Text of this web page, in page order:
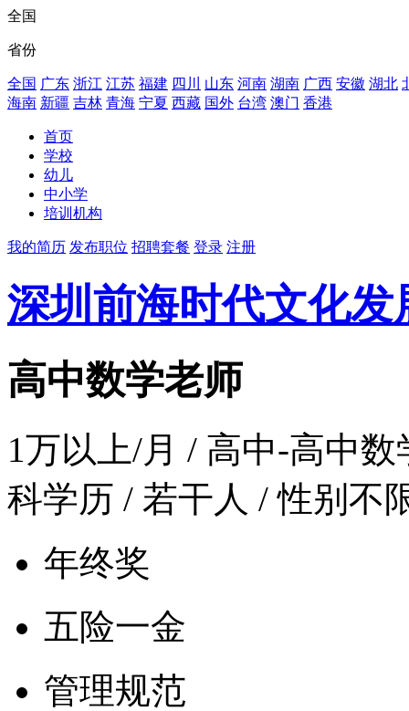
全国
省份
全国 广东 浙江 江苏 福建 四川 山东 河南 湖南 广西 安徽 湖北
海南 新疆 吉林 青海 宁夏 西藏 国外 台湾 澳门 香港
首页
学校
幼儿
中小学
培训机构
我的简历 发布职位 招聘套餐 登录 注册
深圳前海时代文化发
高中数学老师
1万以上/月 / 高中-高中数
科学历 / 若干人 / 性别不
年终奖
五险一金
管理规范